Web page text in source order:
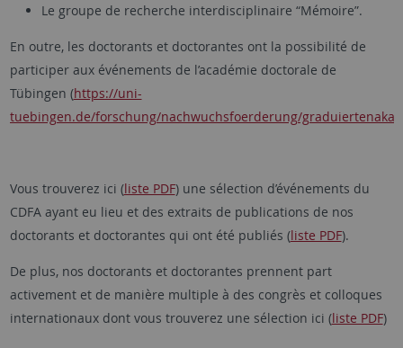
Le groupe de recherche interdisciplinaire “Mémoire”.
En outre, les doctorants et doctorantes ont la possibilité de
participer aux événements de l’académie doctorale de
Tübingen (https://uni-
tuebingen.de/forschung/nachwuchsfoerderung/
Vous trouverez ici (liste PDF) une sélection d’événements du
CDFA ayant eu lieu et des extraits de publications de nos
doctorants et doctorantes qui ont été publiés (liste PDF).
De plus, nos doctorants et doctorantes prennent part
activement et de manière multiple à des congrès et colloques
internationaux dont vous trouverez une sélection ici (liste PDF)